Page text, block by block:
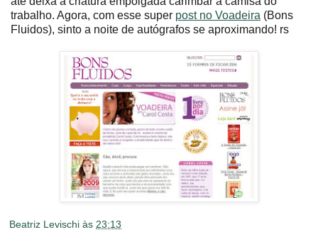
trabalho. Agora, com esse super post no Voadeira (Bons
Fluidos), sinto a noite de autógrafos se aproximando! rs
Beatriz Levischi às 23:13